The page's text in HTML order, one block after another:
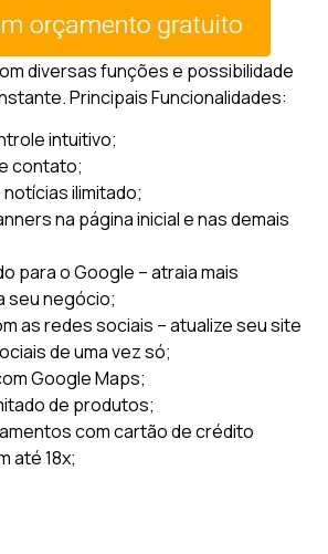
diversas funções e possibilidade
Principais Funcionalidades:
intuitivo;
contato;
ilimitado;
na página inicial e nas demais
para o Google – atraia mais
seu negócio;
as redes sociais – atualize seu site
de uma vez só;
Google Maps;
de produtos;
com cartão de crédito
até 18x;